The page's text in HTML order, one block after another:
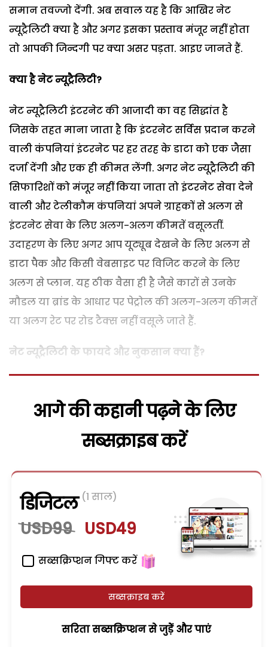
समान तवज्जो देंगी. अब सवाल यह है कि आखिर नेट
न्यूट्रैलिटी क्या है और अगर इसका प्रस्ताव मंजूर नहीं होता
तो आपकी जिन्दगी पर क्या असर पड़ता. आइए जानते हैं.
क्या है नेट न्यूट्रैलिटी?
नेट न्यूट्रैलिटी इंटरनेट की आजादी का वह सिद्धांत है
जिसके तहत माना जाता है कि इंटरनेट सर्विस प्रदान करने
वाली कंपनियां इंटरनेट पर हर तरह के डाटा को एक जैसा
दर्जा देंगी और एक ही कीमत लेंगी. अगर नेट न्यूट्रैलिटी की
सिफारिशों को मंजूर नहीं किया जाता तो इंटरनेट सेवा देने
वाली और टेलीकौम कंपनियां अपने ग्राहकों से अलग से
इंटरनेट सेवा के लिए अलग-अलग कीमतें वसूलतीं.
उदाहरण के लिए अगर आप यूट्यूब देखने के लिए अलग से
डाटा पैक और किसी वेबसाइट पर विजिट करने के लिए
अलग से प्लान. यह ठीक वैसा ही है जैसे कारों से उनके
मौडल या ब्रांड के आधार पर पेट्रोल की अलग-अलग कीमतें
या अलग रेट पर रोड टैक्स नहीं वसूले जाते हैं.
नेट न्यूट्रैलिटी के फायदे और नुकसान क्या हैं?
आगे की कहानी पढ़ने के लिए
सब्सक्राइब करें
डिजिटल (1 साल)
USD99 USD49
सब्सक्रिप्शन गिफ्ट करें
सब्सक्राइब करें
सरिता सब्सक्रिप्शन से जुड़ेें और पाएं